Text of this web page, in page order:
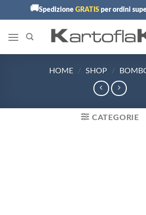
🚚Spedizione GRATISper ordini
HOME / SHOP /
CATEGORIE